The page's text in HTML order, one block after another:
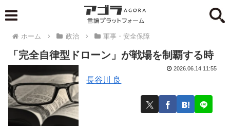
ホーム 政治 軍事・安全保障
「完全自律型ドローン」が戦場を制覇する時
長谷川 良
2026.06.14 11:55